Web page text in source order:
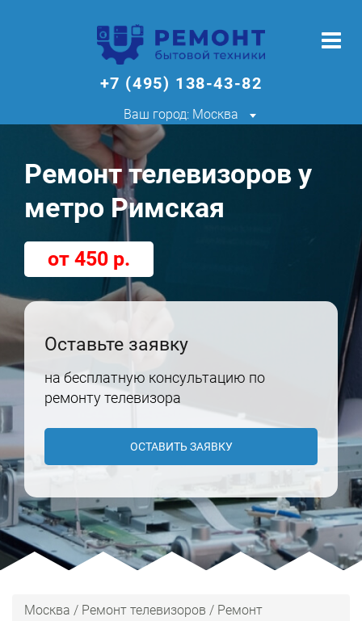
+7 (495) 138-43-82
Ваш город: Москва
Ремонт телевизоров у
метро Римская
от 450 р.
Оставьте заявку
на бесплатную консультацию по
ремонту телевизора
ОСТАВИТЬ ЗАЯВКУ
Москва / Ремонт телевизоров / Ремонт